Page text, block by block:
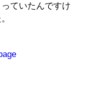
ていたんですけ